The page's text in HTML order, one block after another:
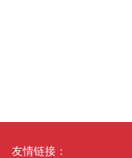
友情链接：